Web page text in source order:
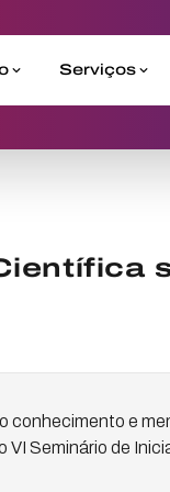
Serviços
e
Seminário de